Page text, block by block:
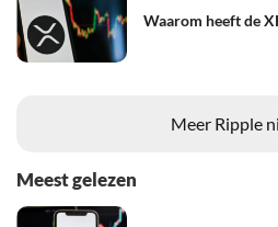
Waarom heeft de
Meer Ripple
Meest gelezen